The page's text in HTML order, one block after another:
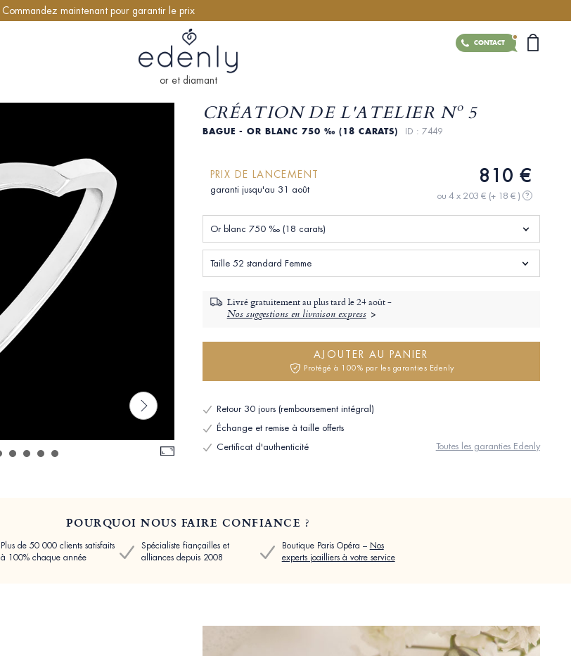
Commandez maintenant pour garantir le prix
CONTACT
or et diamant
CRÉATION DE L'ATELIER Nº 5
BAGUE - OR BLANC 750 ‰ (18 CARATS) ID : 7449
PRIX DE LANCEMENT
garanti jusqu'au 31 août
810 €
ou 4 x 203 € (+ 18 € ) ?
Or blanc 750 ‰ (18 carats)
Taille 52 standard Femme
Livré gratuitement au plus tard le24 août -
Nos suggestions en livraison express
AJOUTER AU PANIER
Protégé à 100% par les garanties Edenly
Retour 30 jours (remboursement intégral)
Échange et remise à taille offerts
Certificat d'authenticité
Toutes les garanties Edenly
POURQUOI NOUS FAIRE CONFIANCE ?
Plus de 50 000 clients satisfaits
à 100% chaque année
Spécialiste fiançailles et
alliances depuis 2008
Boutique Paris Opéra – Nos
experts joailliers à votre service